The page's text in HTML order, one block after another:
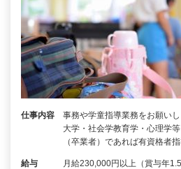
仕事内容
事務や学童指導業務をお願い
大学・社会学教育学・心理学
（卒業者）であれば有資格者
給与 月給230,000円以上（賞与年1.5